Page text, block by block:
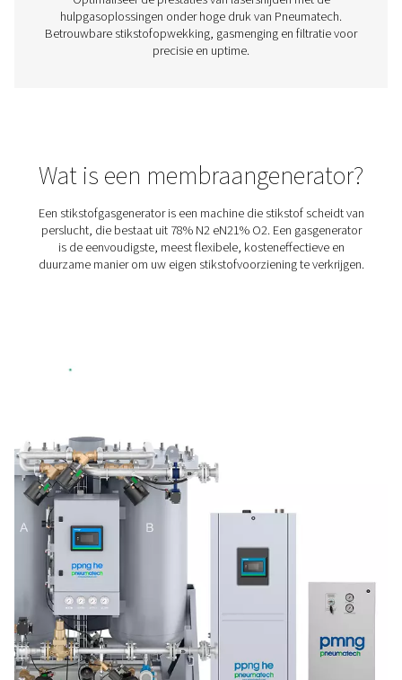
Hogedruk-stikstofskidpakket
Onze PPNG HE-stikstofskid biedt een alles-in-één